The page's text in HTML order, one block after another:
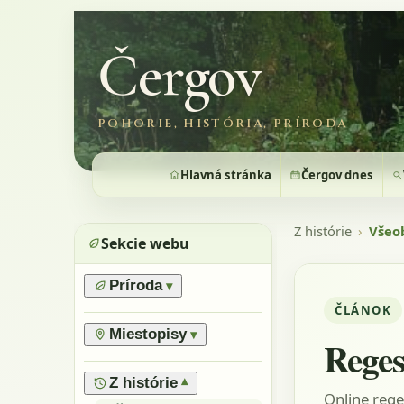
Čergov
POHORIE, HISTÓRIA, PRÍRODA
Hlavná stránka Čergov dnes
Sekcie webu
Príroda ▾
›Prírodné pomery
› Lesy
›Flóra
›Výnimočné stromy
Miestopisy ▾
›Prírodné rezervácie
›Vrchy
Z histórie ▾
Z histórie ›
ČLÁNOK
Online